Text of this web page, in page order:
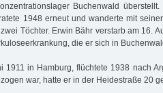
Buchenwald
1948 erneut und wanderte mit
Töchter. Erwin Bähr verstarb am 16.
die er sich in
1911 in Hamburg, flüchtete 1938 nach
war, hatte er in der Heidestraße 20